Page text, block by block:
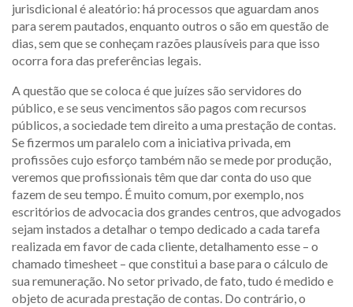
jurisdicional é aleatório: há processos que aguardam anos
para serem pautados, enquanto outros o são em questão de
dias, sem que se conheçam razões plausíveis para que isso
ocorra fora das preferências legais.
A questão que se coloca é que juízes são servidores do
público, e se seus vencimentos são pagos com recursos
públicos, a sociedade tem direito a uma prestação de contas.
Se fizermos um paralelo com a iniciativa privada, em
profissões cujo esforço também não se mede por produção,
veremos que profissionais têm que dar conta do uso que
fazem de seu tempo. É muito comum, por exemplo, nos
escritórios de advocacia dos grandes centros, que advogados
sejam instados a detalhar o tempo dedicado a cada tarefa
realizada em favor de cada cliente, detalhamento esse – o
chamado timesheet – que constitui a base para o cálculo de
sua remuneração. No setor privado, de fato, tudo é medido e
objeto de acurada prestação de contas. Do contrário, o